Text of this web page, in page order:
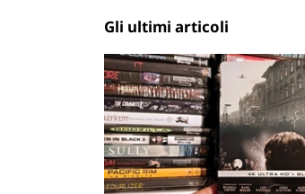
Gli ultimi articoli